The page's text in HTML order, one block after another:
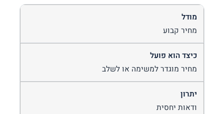
מחיר קבוע
מחיר מוגדר למשימה או לשלב
ודאות יחסית